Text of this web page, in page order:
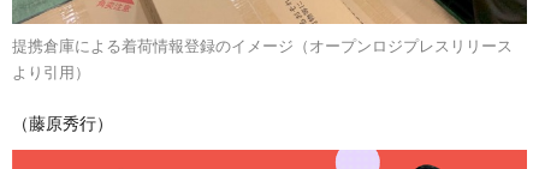
提携倉庫による着荷情報登録のイメージ（オープンロジプレスリリース
より引用）
（藤原秀行）